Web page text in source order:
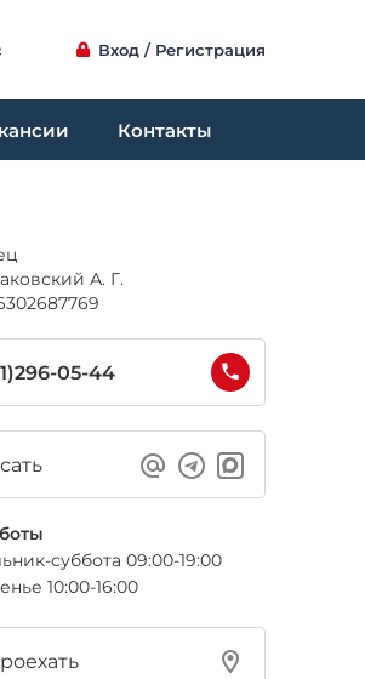
Вход / Регистрация
Контакты
А. Г.
05-44
суббота 09:00-19:00
10:00-16:00